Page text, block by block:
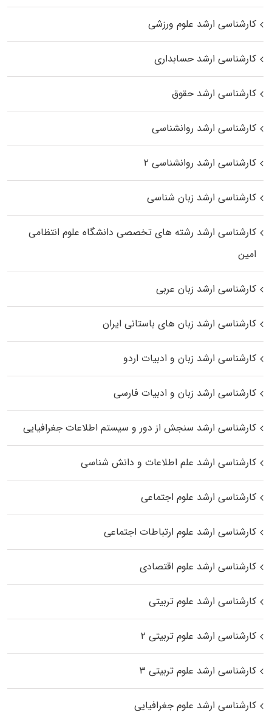
کارشناسی ارشد علوم ورزشی
کارشناسی ارشد حسابداری
کارشناسی ارشد حقوق
کارشناسی ارشد روانشناسی
کارشناسی ارشد روانشناسی ۲
کارشناسی ارشد زبان شناسی
کارشناسی ارشد رﺷﺘﻪ ﻫﺎی تخصصی داﻧﺸﮕﺎه ﻋﻠﻮم انتظامی
اﻣﻴﻦ
کارشناسی ارشد زبان عربی
کارشناسی ارشد زبان‌ های باستانی ایران
کارشناسی ارشد زبان و ادبیات اردو
کارشناسی ارشد زبان و ادبیات فارسی
کارشناسی ارشد سنجش از دور و سیستم اطلاعات جغرافیایی
کارشناسی ارشد علم اطلاعات و دانش شناسی
کارشناسی ارشد علوم اجتماعی
کارشناسی ارشد علوم ارتباطات اجتماعی
کارشناسی ارشد علوم اقتصادی
کارشناسی ارشد علوم تربیتی
کارشناسی ارشد علوم تربیتی ۲
کارشناسی ارشد علوم تربیتی ۳
کارشناسی ارشد علوم جغرافیایی